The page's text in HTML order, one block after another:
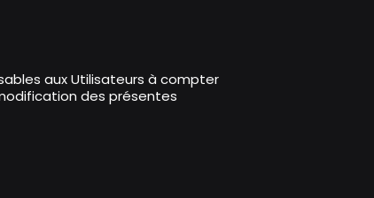
aux Utilisateurs à compter
des présentes